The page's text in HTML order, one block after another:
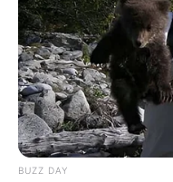
BUZZ DAY